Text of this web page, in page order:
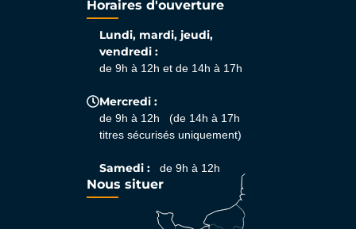
Horaires d'ouverture
Lundi, mardi, jeudi,
vendredi :
de 9h à 12h et de 14h à 17h
Mercredi :
de 9h à 12h (de 14h à 17h
titres sécurisés uniquement)
Samedi : de 9h à 12h
Nous situer